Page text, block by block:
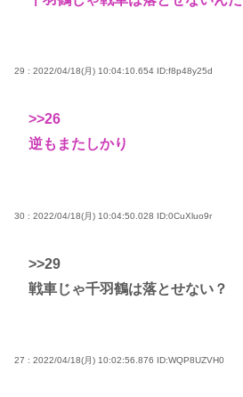
29 : 2022/04/18(月) 10:04:10.654 ID:f8p48y25d
>>26
逆もまたしかり
30 : 2022/04/18(月) 10:04:50.028 ID:0CuXluo9r
>>29
戦車じゃ千羽鶴は落とせない？
27 : 2022/04/18(月) 10:02:56.876 ID:WQP8UZVH0